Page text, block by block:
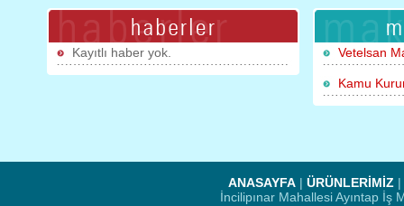
Kayıtlı haber yok. Vetelsan
Kamu
ANASAYFA | ÜRÜNLERİMİZ |
İncilipınar Mahallesi Ayıntap İş